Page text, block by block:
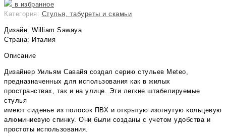
в избранное
Категория: Стулья, табуреты и скамьи
Дизайн: William Sawaya
Страна: Италия
Описание
Дизайнер Уильям Савайя создал серию стульев Meteo,
предназначенных для использования как в жилых
пространствах, так и на улице. Эти легкие штабелируемые
стулья
имеют сиденье из полосок ПВХ и открытую изогнутую кольцевую
алюминиевую спинку. Они были созданы с учетом удобства и
простоты использования.